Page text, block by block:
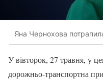
Яна Чернохова
У вівторок, 27 травня, у
дорожньо-транспортна